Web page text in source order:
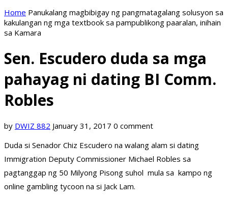
Home Panukalang magbibigay ng pangmatagalang solusyon sa
kakulangan ng mga textbook sa pampublikong paaralan, inihain
sa Kamara
Sen. Escudero duda sa mga
pahayag ni dating BI Comm.
Robles
by DWIZ 882 January 31, 2017 0 comment
Duda si Senador Chiz Escudero na walang alam si dating
Immigration Deputy Commissioner Michael Robles sa
pagtanggap ng 50 Milyong Pisong suhol mula sa kampo ng
online gambling tycoon na si Jack Lam.